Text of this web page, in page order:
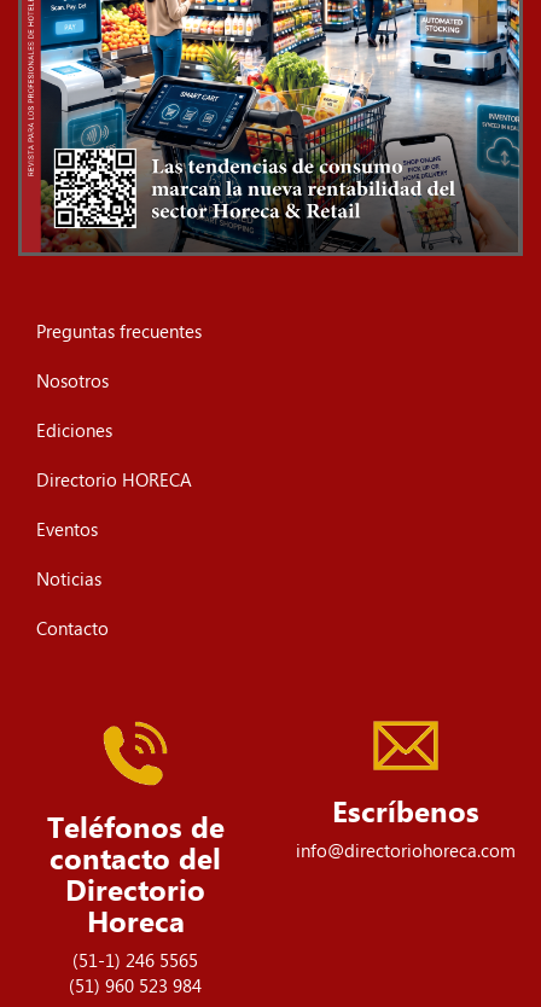
Preguntas frecuentes
Nosotros
Ediciones
Directorio HORECA
Eventos
Noticias
Contacto
Teléfonos de
contacto del
Directorio
Horeca
(51-1) 246 5565
(51) 960 523 984
Escríbenos
info@directoriohoreca.com